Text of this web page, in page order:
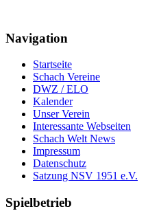
Navigation
Startseite
Schach Vereine
DWZ / ELO
Kalender
Unser Verein
Interessante Webseiten
Schach Welt News
Impressum
Datenschutz
Satzung NSV 1951 e.V.
Spielbetrieb